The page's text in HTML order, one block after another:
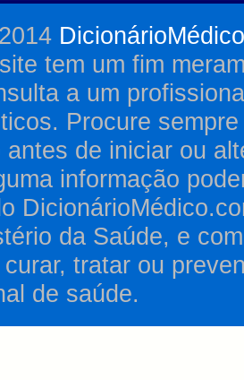
tem um fim
a um
Procure
antes de iniciar ou
informação
da Saúde, e
tratar ou
de saúde.